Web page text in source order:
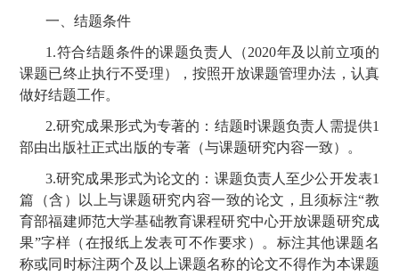
一、结题条件
1.符合结题条件的课题负责人（2020年及以前立项的
课题已终止执行不受理），按照开放课题管理办法，认真
做好结题工作。
2.研究成果形式为专著的：结题时课题负责人需提供1
部由出版社正式出版的专著（与课题研究内容一致）。
3.研究成果形式为论文的：课题负责人至少公开发表1
篇（含）以上与课题研究内容一致的论文，且须标注“教
育部福建师范大学基础教育课程研究中心开放课题研究成
果”字样（在报纸上发表可不作要求）。标注其他课题名
称或同时标注两个及以上课题名称的论文不得作为本课题